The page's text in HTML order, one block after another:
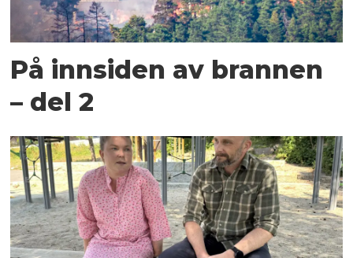
På innsiden av brannen
– del 2